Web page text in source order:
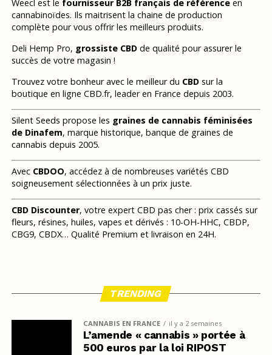
Weecl est le fournisseur B2B français de référenceen
cannabinoïdes. Ils maitrisent la chaine de production
complète pour vous offrir les meilleurs produits.
Deli Hemp Pro, grossiste CBDde qualité pour assurer le
succès de votre magasin !
Trouvez votre bonheur avec le meilleur du CBDsur la
boutique en ligne CBD.fr, leader en France depuis 2003.
Silent Seeds propose les graines de cannabis féminisées
de Dinafem, marque historique, banque de graines de
cannabis depuis 2005.
Avec CBDOO, accédez à de nombreuses variétés CBD
soigneusement sélectionnées à un prix juste.
CBD Discounter, votre expert CBD pas cher : prix cassés sur
fleurs, résines, huiles, vapes et dérivés : 10-OH-HHC, CBDP,
CBG9, CBDX… Qualité Premium et livraison en 24H.
TRENDING
CANNABIS EN FRANCE il y a 2 semaines
L’amende « cannabis » portée à
500 euros par la loi RIPOST